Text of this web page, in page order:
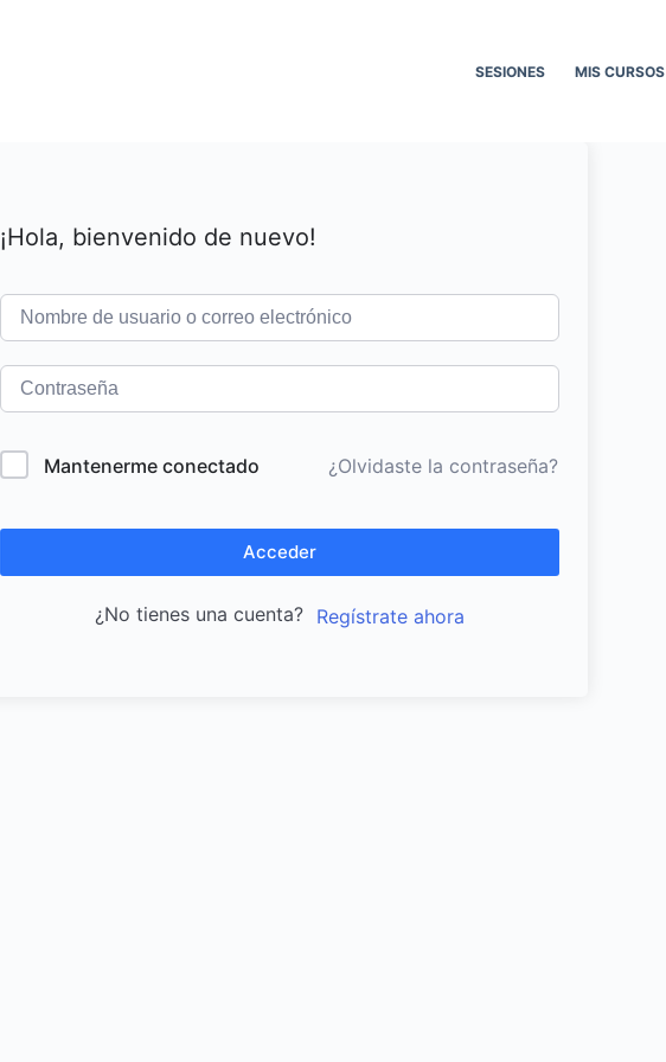
SESIONES MIS CURSOS
¡Hola, bienvenido de nuevo!
Mantenerme conectado ¿Olvidaste la contraseña?
Acceder
¿No tienes una cuenta? Regístrate ahora